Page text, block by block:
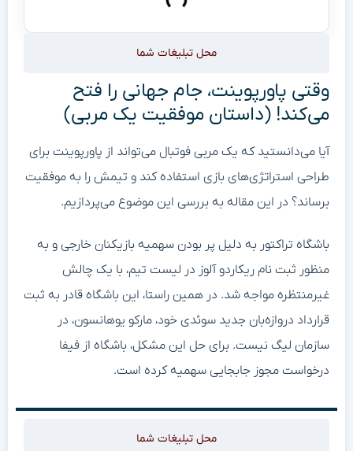
محل تبلیغات شما
وقتی پاورپوینت، جام جهانی را فتح
می‌کند! (داستان موفقیت یک مربی)
آیا می‌دانستید که یک مربی فوتبال می‌تواند از پاورپوینت برای
طراحی استراتژی‌های بازی استفاده کند و تیمش را به موفقیت
برساند؟ در این مقاله به بررسی این موضوع می‌پردازیم.
باشگاه تراکتور به دلیل پر بودن سهمیه بازیکنان خارجی و به
منظور ثبت نام ریکاردو آلوز در لیست تیم، با یک چالش
غیرمنتظره مواجه شد. در همین راستا، این باشگاه قادر به ثبت
قرارداد دروازه‌بان جدید سوئدی خود، مارکو یوهانسون، در
سازمان لیگ نیست. برای حل این مشکل، باشگاه از فیفا
درخواست مجوز جابجایی سهمیه کرده است.
محل تبلیغات شما